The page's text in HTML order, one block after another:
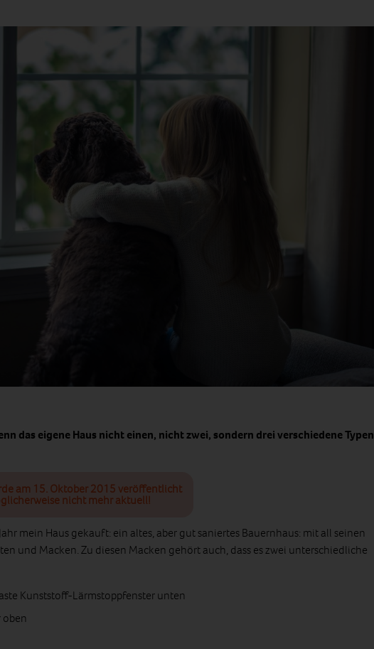
das eigene Haus nicht einen, nicht zwei, sondern drei verschiedene Typen
am 15. Oktober 2015 veröffentlicht
nicht mehr aktuell!
mein Haus gekauft: ein altes, aber gut saniertes Bauernhaus: mit all seinen
und Macken. Zu diesen Macken gehört auch, dass es zwei unterschiedliche
Kunststoff-Lärmstoppfenster unten